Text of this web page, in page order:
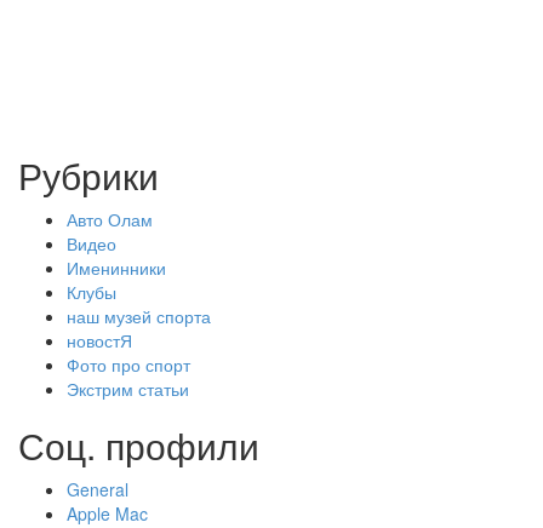
Рубрики
Авто Олам
Видео
Именинники
Клубы
наш музей спорта
новостЯ
Фото про спорт
Экстрим статьи
Соц. профили
General
Apple Mac